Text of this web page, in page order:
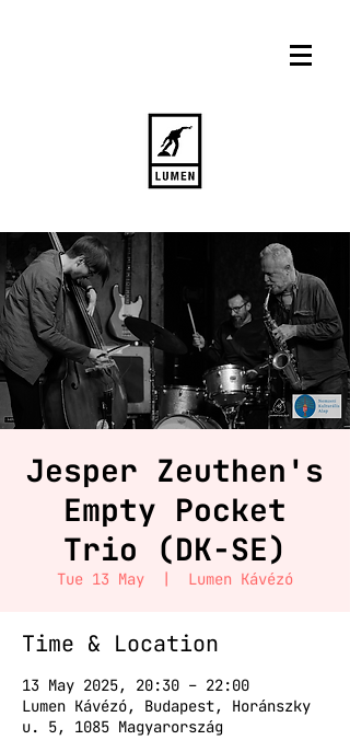
Jesper Zeuthen's
Empty Pocket
Trio (DK-SE)
Tue 13 May
  |
Lumen Kávézó
Time & Location
13 May 2025, 20:30 – 22:00
Lumen Kávézó, Budapest, Horánszky
u. 5, 1085 Magyarország